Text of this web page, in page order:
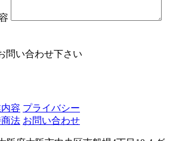
問い合わせ下さい
容 プライバシー
法 お問い合わせ